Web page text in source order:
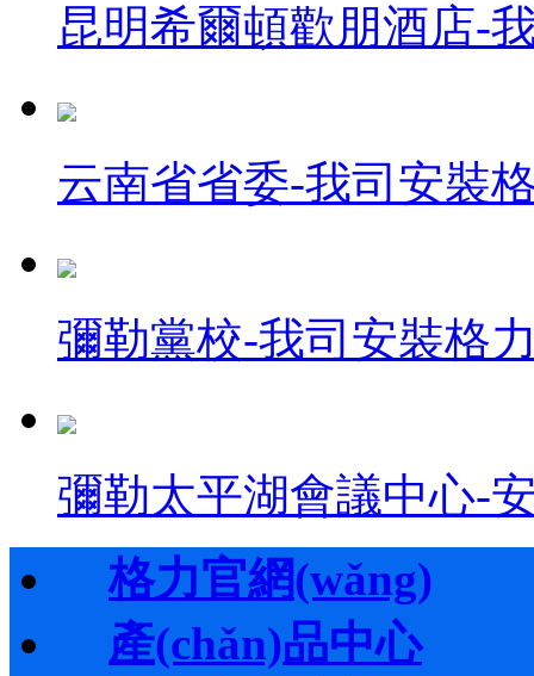
昆明希爾頓歡朋酒店-
云南省省委-我司安裝
彌勒黨校-我司安裝格
彌勒太平湖會議中心-
格力官網(wǎng)
產(chǎn)品中心